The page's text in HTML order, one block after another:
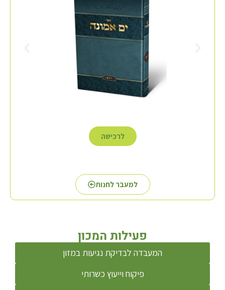
לרכישה
למעבר לחנות
פעילות המכון
המעבדה לבדיקת נגיעות במזון
פיקוח וייעוץ כשרותי